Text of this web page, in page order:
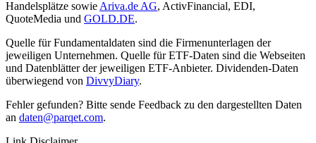
Handelsplätze sowie Ariva.de AG, ActivFinancial, EDI,
QuoteMedia und GOLD.DE.
Quelle für Fundamentaldaten sind die Firmenunterlagen der
jeweiligen Unternehmen. Quelle für ETF-Daten sind die Webseiten
und Datenblätter der jeweiligen ETF-Anbieter. Dividenden-Daten
überwiegend von DivvyDiary.
Fehler gefunden? Bitte sende Feedback zu den dargestellten Daten
an daten@parqet.com.